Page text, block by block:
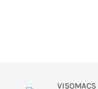
VISOMACS